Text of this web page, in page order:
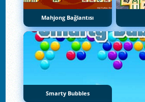
Mahjong Bağlantısı
Smarty Bubbles